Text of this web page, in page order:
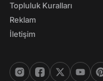
Topluluk Kuralları
Reklam
İletişim